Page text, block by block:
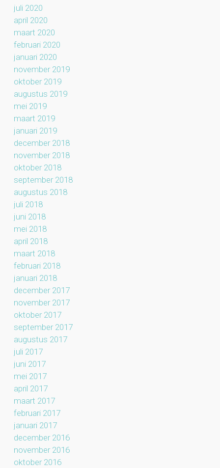
juli 2020
april 2020
maart 2020
februari 2020
januari 2020
november 2019
oktober 2019
augustus 2019
mei 2019
maart 2019
januari 2019
december 2018
november 2018
oktober 2018
september 2018
augustus 2018
juli 2018
juni 2018
mei 2018
april 2018
maart 2018
februari 2018
januari 2018
december 2017
november 2017
oktober 2017
september 2017
augustus 2017
juli 2017
juni 2017
mei 2017
april 2017
maart 2017
februari 2017
januari 2017
december 2016
november 2016
oktober 2016